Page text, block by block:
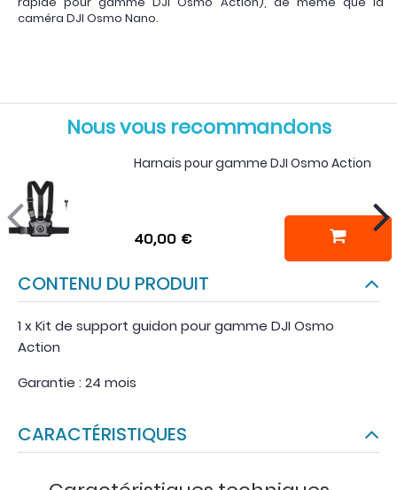
caméra DJI Osmo Nano.
Nous vous recommandons
Harnais pour gamme DJI Osmo Action
40,00 €
CONTENU DU PRODUIT
1 x Kit de support guidon pour gamme DJI Osmo
Action
Garantie : 24 mois
CARACTÉRISTIQUES